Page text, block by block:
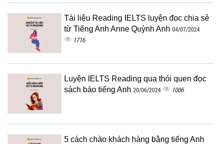
Tài liệu Reading IELTS luyện đọc chia sẻ
từ Tiếng Anh Anne Quỳnh Anh 04/07/2024
1716
Luyện IELTS Reading qua thói quen đọc
sách báo tiếng Anh 20/06/2024 1006
5 cách chào khách hàng bằng tiếng Anh